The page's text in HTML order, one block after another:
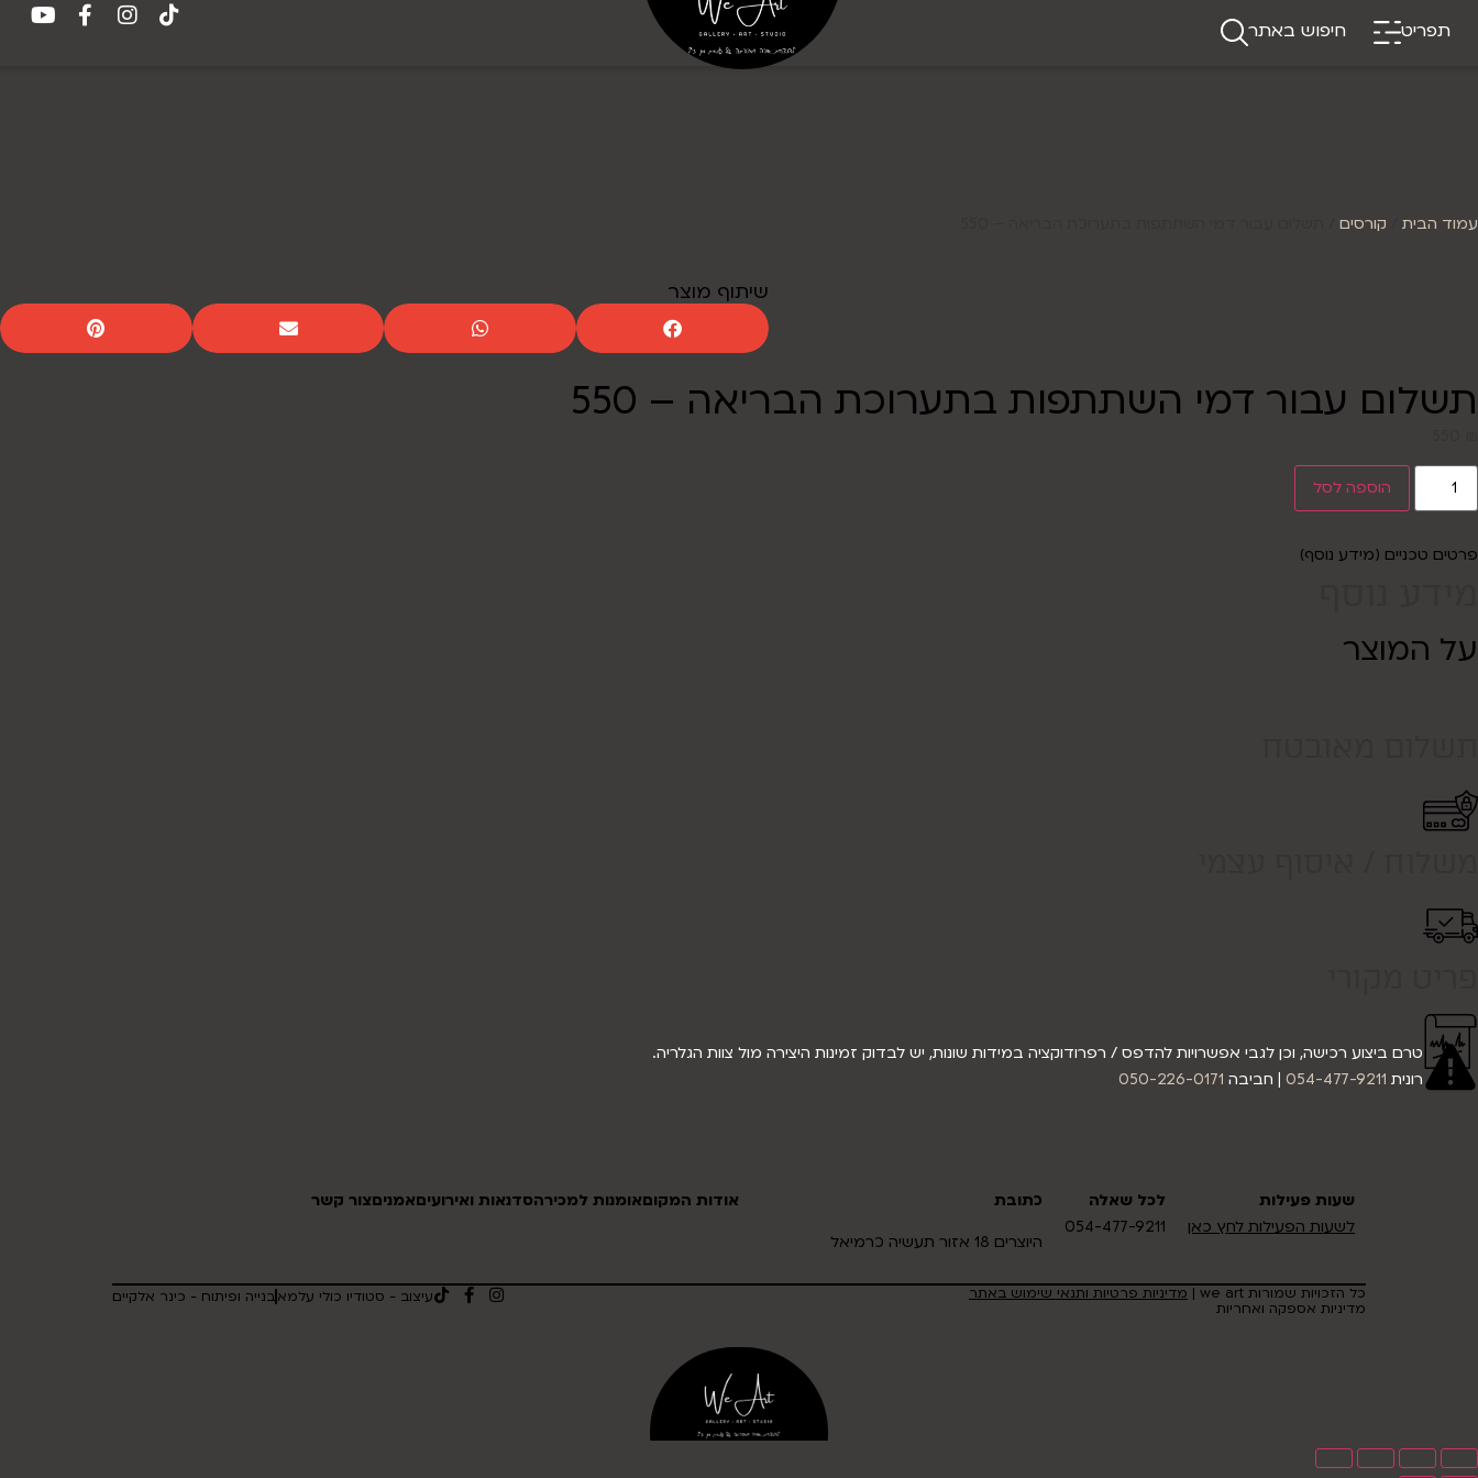
תפריט חיפוש באתר
עמוד הבית קורסים
שיתוף מוצר
תשלום עבור דמי השתתפות בתערוכת הבריאה – 550
הוספה לסל
פרטים טכניים (מידע נוסף)
על המוצר
טרם ביצוע רכישה, וכן לגבי אפשרויות להדפס / רפרודוקציה במידות שונות, יש לבדוק זמינות היצירה מול צוות הגלריה.
רונית 054-477-9211 | חביבה 050-226-0171
שעות פעילות
לשעות הפעילות לחץ כאן
לכל שאלה
054-477-9211
כתובת
היוצרים 18 אזור תעשיה כרמיאל
אודות המקוםאומנות למכירהסדנאות ואירועיםאמניםצור קשר
כל הזכויות שמורות we art |
מדיניות פרטיות ותנאי שימוש באתר
מדיניות אספקה ואחריות
עיצוב - סטודיו כולי עלמאבנייה ופיתוח - כינר אלקיים